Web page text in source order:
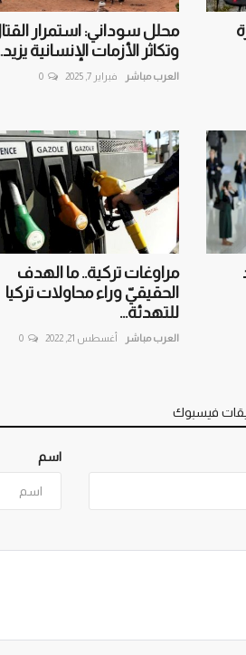
محلل سوداني: استمرار
وتكاثر الأزمات الإنسانية
العرب مباشر فبراير 7, 2025 0
مراوغات تركية.. ما الهدف
الحقيقيّ وراء محاولات تركيا
للتهدئة...
العرب مباشر أغسطس 21, 2022 0
فيسبوك
اسم